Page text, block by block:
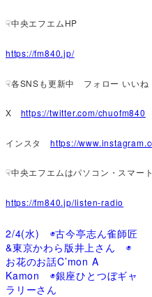
☟中央エフエムHP
https://fm840.jp/
☟各SNSも更新中 フォロー いいね
X https://twitter.com/chuofm840
インスタ https://
☟中央エフエムはパソコン・スマー
https://fm840.jp/listen-radio
2/4(水) ◉古今亭志ん雀師匠
&東京かわら版井上さん ◉
お花のお話C’mon A
Kamon ◉銀座ひとつぼギャ
ラリーさん